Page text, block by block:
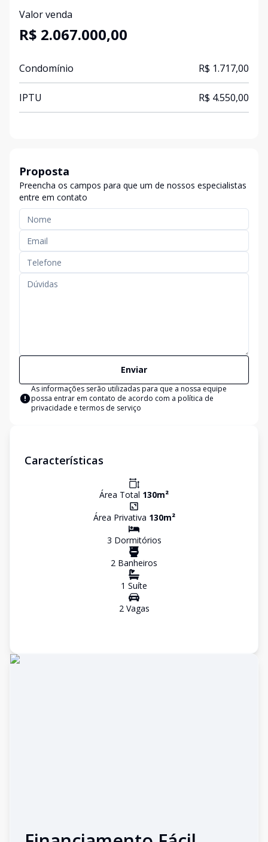
Valor venda
R$ 2.067.000,00
Condomínio R$ 1.717,00
IPTU R$ 4.550,00
Proposta
Preencha os campos para que um de nossos especialistas
entre em contato
Enviar
As informações serão utilizadas para que a nossa equipe
possa entrar em contato de acordo com a política de
privacidade e termos de serviço
Características
Área Total 130m²
Área Privativa 130m²
3 Dormitórios
2 Banheiros
1 Suíte
2Vagas